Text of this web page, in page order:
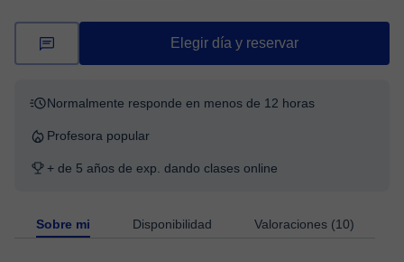
Elegir día y reservar
Normalmente responde en menos de 12 horas
Profesora popular
+ de 5 años de exp. dando clases online
Sobre mi Disponibilidad Valoraciones (10)